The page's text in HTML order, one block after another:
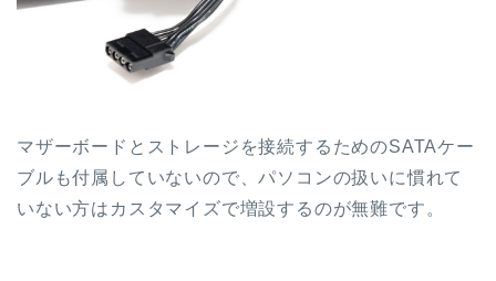
マザーボードとストレージを接続するためのSATAケー
ブルも付属していないので、パソコンの扱いに慣れて
いない方はカスタマイズで増設するのが無難です。